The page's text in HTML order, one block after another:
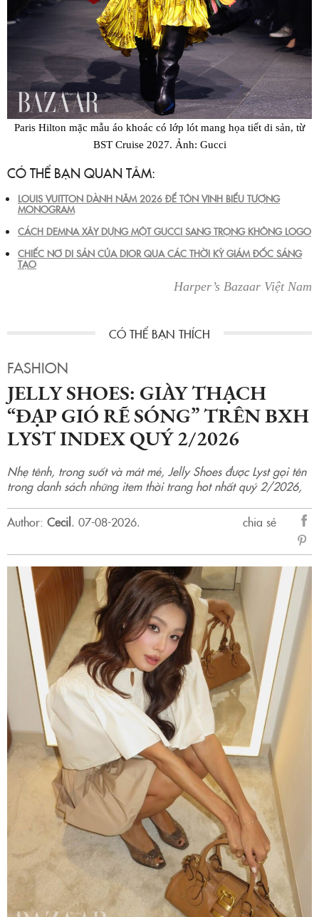
Paris Hilton mặc mẫu áo khoác có lớp lót mang họa tiết di sản, từ
BST Cruise 2027. Ảnh: Gucci
CÓ THỂ BẠN QUAN TÂM:
LOUIS VUITTON DÀNH NĂM 2026 ĐỂ TÔN VINH BIỂU TƯỢNG
MONOGRAM
CÁCH DEMNA XÂY DỰNG MỘT GUCCI SANG TRỌNG KHÔNG LOGO
CHIẾC NƠ DI SẢN CỦA DIOR QUA CÁC THỜI KỲ GIÁM ĐỐC SÁNG
TẠO
Harper’s Bazaar Việt Nam
FASHION
JELLY SHOES: GIÀY THẠCH
“ĐẠP GIÓ RẼ SÓNG” TRÊN BXH
LYST INDEX QUÝ 2/2026
Nhẹ tênh, trong suốt và mát mẻ, Jelly Shoes được Lyst gọi tên
trong danh sách những item thời trang hot nhất quý 2/2026,
Author: Cecil. 07-08-2026.
chia sẻ
sẻ